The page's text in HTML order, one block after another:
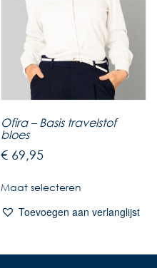
Ofira – Basis travelstof
bloes
€ 69,95
Maat selecteren
Toevoegen aan verlanglijst